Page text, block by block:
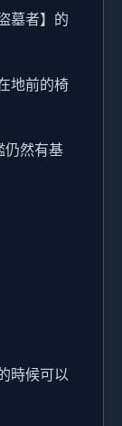
墓者】的
地前的椅
仍然有基
時候可以